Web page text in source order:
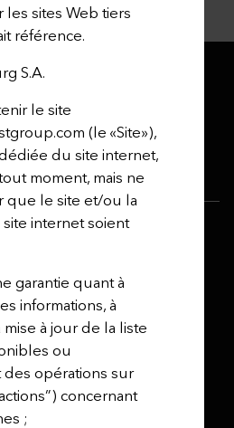
les sites Web tiers
référence.
S.A.
le site
(le «Site»),
du site internet,
moment, mais ne
que le site et/ou la
internet soient
garantie quant à
informations, à
à jour de la liste
ou
opérations sur
concernant
;